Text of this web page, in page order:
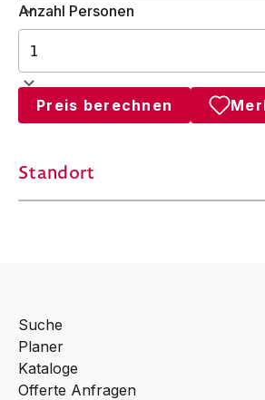
Anzahl Personen
Preis berechnen
Standort
Suche
Planer
Kataloge
Offerte Anfragen